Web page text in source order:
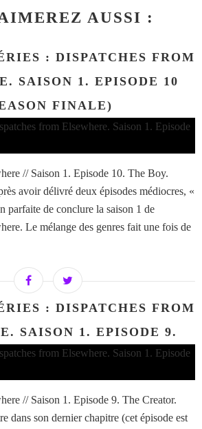
AUSSI :
: DISPATCHES FROM
SAISON 1. EPISODE 10
FINALE)
// Saison 1. Episode 10. The Boy.
avoir délivré deux épisodes médiocres, «
parfaite de conclure la saison 1 de
Le mélange des genres fait une fois de
: DISPATCHES FROM
SAISON 1. EPISODE 9.
// Saison 1. Episode 9. The Creator.
dans son dernier chapitre (cet épisode est